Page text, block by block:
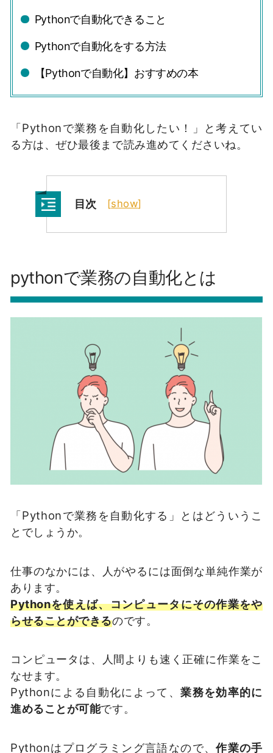
Pythonで自動化できること
Pythonで自動化をする方法
【Pythonで自動化】おすすめの本
「Pythonで業務を自動化したい！」と考えてい
る方は、ぜひ最後まで読み進めてくださいね。
目次 [show]
pythonで業務の自動化とは
「Pythonで業務を自動化する」とはどういうこ
とでしょうか。
仕事のなかには、人がやるには面倒な単純作業が
あります。
Pythonを使えば、コンピュータにその作業をや
らせることができるのです。
コンピュータは、人間よりも速く正確に作業をこ
なせます。
Pythonによる自動化によって、業務を効率的に
進めることが可能です。
Pythonはプログラミング言語なので、作業の手